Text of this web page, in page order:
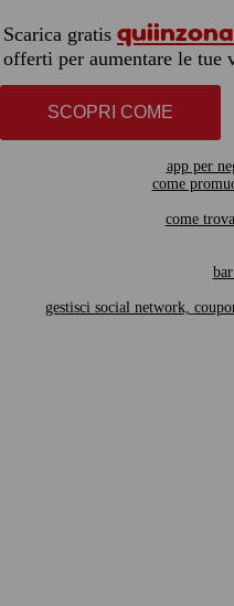
Scarica gratis
offerti per aumentare le tue
SCOPRI COME
app per
come
come
gestisci social network,